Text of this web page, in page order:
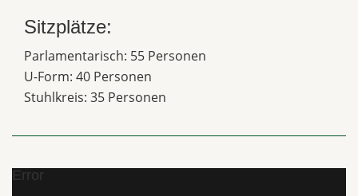
Sitzplätze:
Parlamentarisch: 55 Personen
U-Form: 40 Personen
Stuhlkreis: 35 Personen
Error